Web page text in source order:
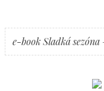
e-book Sladká